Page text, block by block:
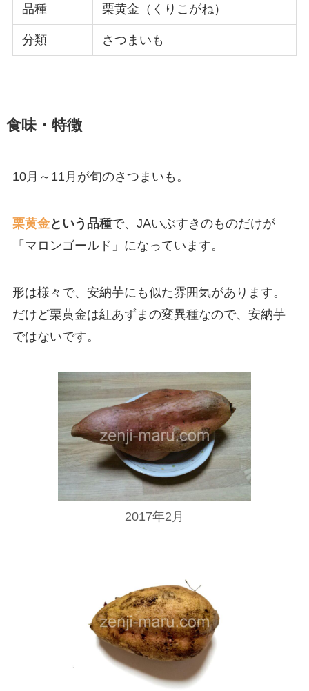
品種 栗黄金（くりこがね）
分類 さつまいも
食味・特徴
10月～11月が旬のさつまいも。
栗黄金という品種で、JAいぶすきのものだけが
「マロンゴールド」になっています。
形は様々で、安納芋にも似た雰囲気があります。
だけど栗黄金は紅あずまの変異種なので、安納芋
ではないです。
2017年2月